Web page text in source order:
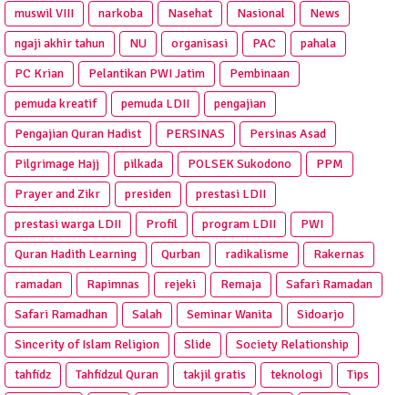
muswil VIII
narkoba Nasehat Nasional
News
ngaji akhir tahun
NU organisasi PAC
pahala
PC Krian
Pelantikan PWI Jatim
Pembinaan
pemuda kreatif
pemuda LDII
pengajian
Pengajian Quran Hadist
PERSINAS
Persinas Asad
Pilgrimage Hajj
pilkada POLSEK Sukodono
PPM
Prayer and Zikr
presiden
prestasi LDII
prestasi warga LDII
Profil program LDII
PWI
Quran Hadith Learning
Qurban radikalisme
Rakernas
ramadan
Rapimnas rejeki Remaja
Safari Ramadan
Safari Ramadhan
Salah Seminar Wanita
Sidoarjo
Sincerity of Islam Religion
Slide
Society Relationship
tahfidz
Tahfidzul Quran takjil gratis teknologi
Tips